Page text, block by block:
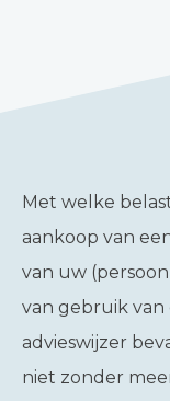
Met welke
aankoop van
van uw
van gebruik van
advieswijzer
niet zonder